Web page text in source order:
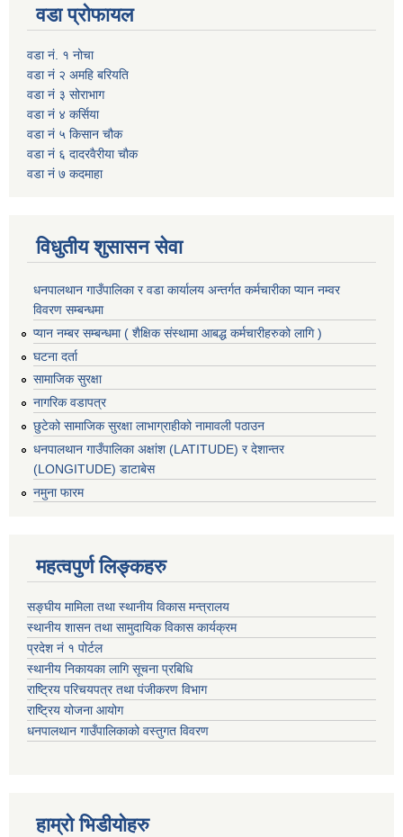
वडा प्रोफायल
वडा नं. १ नोचा
वडा नं २ अमहि बरियति
वडा नं ३ सोराभाग
वडा नं ४ कर्सिया
वडा नं ५ किसान चौक
वडा नं ६ दादरवैरीया चाैक
वडा नं ७ कदमाहा
विधुतीय शुसासन सेवा
धनपालथान गाउँपालिका र वडा कार्यालय अन्तर्गत कर्मचारीका प्यान नम्वर
विवरण सम्बन्धमा
प्यान नम्बर सम्बन्धमा ( शैक्षिक संस्थामा आबद्ध कर्मचारीहरुको लागि )
घटना दर्ता
सामाजिक सुरक्षा
नागरिक वडापत्र
छुटेको सामाजिक सुरक्षा लाभाग्राहीको नामावली पठाउन
धनपालथान गाउँपालिका अक्षांश (LATITUDE) र देशान्तर
(LONGITUDE) डाटाबेस
नमुना फारम
महत्वपुर्ण लिङ्कहरु
सङ्घीय मामिला तथा स्थानीय विकास मन्त्रालय
स्थानीय शासन तथा सामुदायिक विकास कार्यक्रम
प्रदेश नं १ पोर्टल
स्थानीय निकायका लागि सूचना प्रबिधि
राष्ट्रिय परिचयपत्र तथा पंजीकरण विभाग
राष्ट्रिय योजना आयोग
धनपालथान गाउँपालिकाको वस्तुगत विवरण
हाम्रो भिडीयोहरु